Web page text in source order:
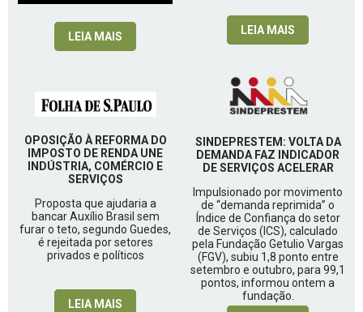
LEIA MAIS LEIA MAIS
OPOSIÇÃO À REFORMA DO
IMPOSTO DE RENDA UNE
INDÚSTRIA, COMÉRCIO E
SERVIÇOS
Proposta que ajudaria a
bancar Auxílio Brasil sem
furar o teto, segundo Guedes,
é rejeitada por setores
privados e políticos
LEIA MAIS
SINDEPRESTEM: VOLTA DA
DEMANDA FAZ INDICADOR
DE SERVIÇOS ACELERAR
Impulsionado por movimento
de “demanda reprimida” o
Índice de Confiança do setor
de Serviços (ICS), calculado
pela Fundação Getulio Vargas
(FGV), subiu 1,8 ponto entre
setembro e outubro, para 99,1
pontos, informou ontem a
fundação.